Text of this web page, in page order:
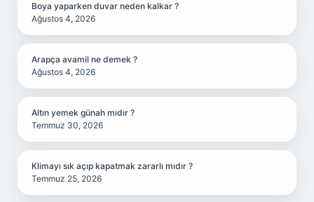
Boya yaparken duvar neden kalkar ?
Ağustos 4, 2026
Arapça avamil ne demek ?
Ağustos 4, 2026
Altın yemek günah mıdır ?
Temmuz 30, 2026
Klimayı sık açıp kapatmak zararlı mıdır ?
Temmuz 25, 2026